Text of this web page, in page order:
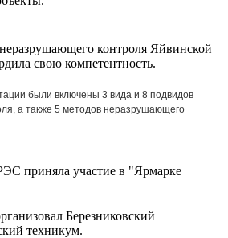
контроля Яйвинской
свою компетентность.
были включены 3 вида и 8 подвидов
а также 5 методов неразрушающего
приняла участие в "Ярмарке
Березниковский
техникум.